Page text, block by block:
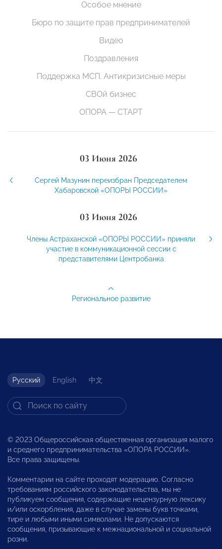
Особое мнение
Бюро по защите прав предпринимателей
Видео
Поздравления
Поддержка МСП. Антикризисные меры
СВОй бизнес
ОПОРА — СТАРТ
03 Июня 2026
Сергей Мазунин переизбран Председателем
Хабаровской «ОПОРЫ РОССИИ»
03 Июня 2026
Члены Астраханской «ОПОРЫ РОССИИ» приняли
участие в коммуникационной сессии с
представителями Центробанка
Региональное развитие
Русский English 中文
© 2023 Общероссийская общественная организация малого
и среднего предпринимательства «ОПОРА РОССИИ».
Все права защищены.
Комментарии на сайте проходят модерацию. Согласно
требованиям российского законодательства, мы не
публикуем сообщения, содержащие нецензурную лексику
и/или оскорбления, даже в случае замены букв точками,
тире и любыми иными символами. Не допускаются
сообщения, призывающие к межнациональной и социальной
розни.